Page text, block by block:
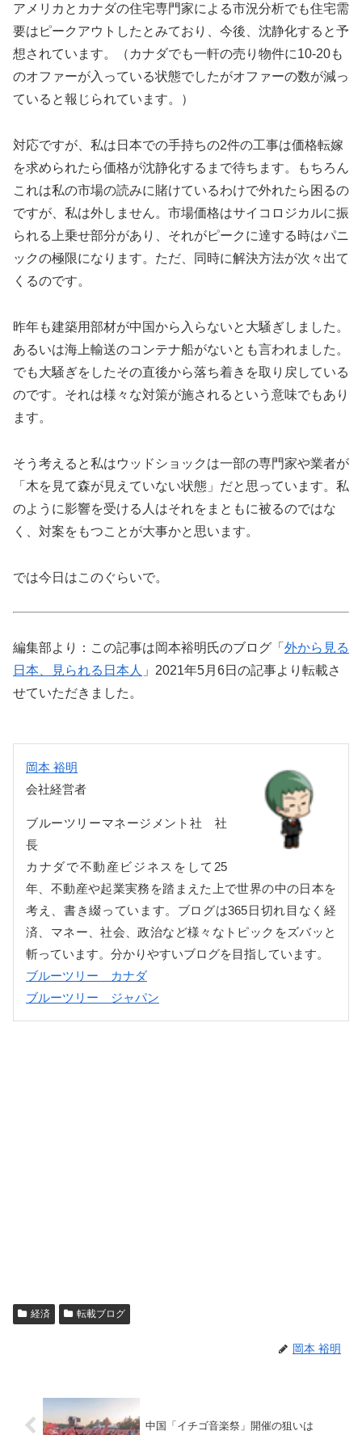
アメリカとカナダの住宅専門家による市況分析でも住宅需
要はピークアウトしたとみており、今後、沈静化すると予
想されています。（カナダでも一軒の売り物件に10-20も
のオファーが入っている状態でしたがオファーの数が減っ
ていると報じられています。）
対応ですが、私は日本での手持ちの2件の工事は価格転嫁
を求められたら価格が沈静化するまで待ちます。もちろん
これは私の市場の読みに賭けているわけで外れたら困るの
ですが、私は外しません。市場価格はサイコロジカルに振
られる上乗せ部分があり、それがピークに達する時はパニ
ックの極限になります。ただ、同時に解決方法が次々出て
くるのです。
昨年も建築用部材が中国から入らないと大騒ぎしました。
あるいは海上輸送のコンテナ船がないとも言われました。
でも大騒ぎをしたその直後から落ち着きを取り戻している
のです。それは様々な対策が施されるという意味でもあり
ます。
そう考えると私はウッドショックは一部の専門家や業者が
「木を見て森が見えていない状態」だと思っています。私
のように影響を受ける人はそれをまともに被るのではな
く、対案をもつことが大事かと思います。
では今日はこのぐらいで。
編集部より：この記事は岡本裕明氏のブログ「 外から見る
日本、見られる日本人 」2021年5月6日の記事より転載さ
せていただきました。
岡本 裕明
会社経営者
ブルーツリーマネージメント社 社
長
カナダで不動産ビジネスをして25
年、不動産や起業実務を踏まえた上で世界の中の日本を
考え、書き綴っています。ブログは365日切れ目なく経
済、マネー、社会、政治など様々なトピックをズバッと
斬っています。分かりやすいブログを目指しています。
ブルーツリー カナダ
ブルーツリー ジャパン
経済 転載ブログ
岡本 裕明
中国「イチゴ音楽祭」開催の狙いは